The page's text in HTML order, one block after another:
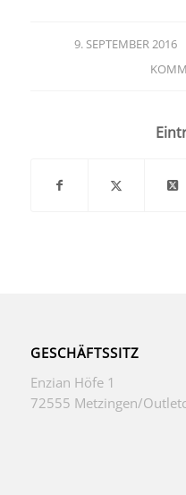
9. SEPTEMBER 2016
/
GESCHÄFTSSITZ
Enzian Höfe 1
72555 Metzingen/